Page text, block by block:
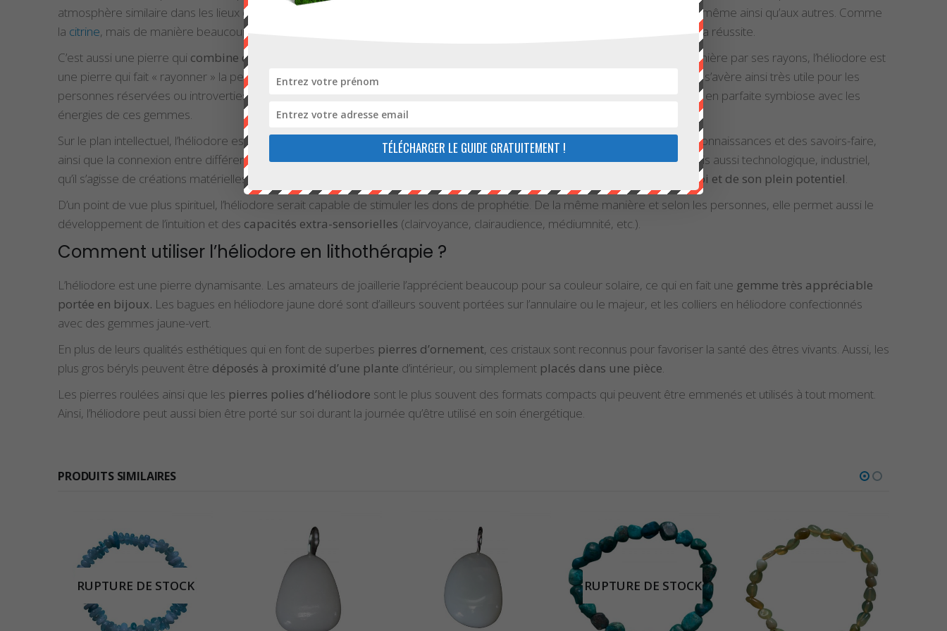
atmosphère similaire dans les lieux où elle se trouve, les
que l’on peut se porter à soi-même ainsi qu’aux autres. Comme
la citrine, mais de manière beaucoup plus décuplée, l’héliodore est aussi une
qui attire la prospérité et la réussite.
C’est aussi une pierre qui combine des énergies d’enthousiasme et de joie
partagés. À la manière du soleil qui irradie la lumière par ses rayons, l’héliodore est
une pierre qui fait « rayonner » la personne qui l’a porte. Ellefavorise la positivité, la confiance en soi et la motivation
. Elle s’avère ainsi très utile pour les
personnes réservées ou introverties, au sens où elle favorise les relations humaines. Les personnes plus extraverties seront en parfaite symbiose avec les
énergies de ces gemmes.
Sur le plan intellectuel, l’héliodore est
favorable à l’organisation de la pensée. Elle permet une meilleure mobilisation des connaissances et des savoirs-faire,
ainsi que la connexion entre différentes zones du cerveau autorisant la création dans de nombreux domaines (artistique, mais aussi technologique, industriel,
qu’il s’agisse de créations matérielles ou immatérielles). Elle agit aussi sur la
expression de soi et de son plein potentiel.
D’un point de vue plus spirituel, l’héliodore serait capable de stimuler les dons de prophétie. De la même manière et selon les personnes, elle permet aussi le
développement de l’intuition et des capacités extra-sensorielles (clairvoyance, clairaudience, médiumnité, etc.).
Comment utiliser l’héliodore en lithothérapie ?
L’héliodore est une pierre dynamisante. Les amateurs de joaillerie l’apprécient beaucoup pour sa couleur solaire, ce qui en fait une gemme très appréciable
portée en bijoux. Les bagues en héliodore jaune doré sont d’ailleurs souvent portées sur l’annulaire ou le majeur, et les colliers en héliodore confectionnés
avec des gemmes jaune-vert.
En plus de leurs qualités esthétiques qui en font de superbes pierres d’ornement, ces cristaux sont reconnus pour favoriser la santé des êtres vivants. Aussi, les
plus gros béryls peuvent être déposés à proximité d’une plante d’intérieur, ou simplement placés dans une pièce.
Les pierres roulées ainsi que les pierres polies d’héliodore sont le plus souvent des formats compacts qui peuvent être emmenés et utilisés à tout moment.
Ainsi, l’héliodore peut aussi bien être porté sur soi durant la journée qu’être utilisé en soin énergétique.
PRODUITS SIMILAIRES
RUPTURE DE STOCK
TÉLÉCHARGER LE GUIDE GRATUITEMENT !